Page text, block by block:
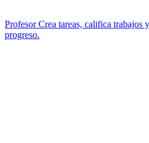
Profesor Crea tareas, califica trabajos
progreso.